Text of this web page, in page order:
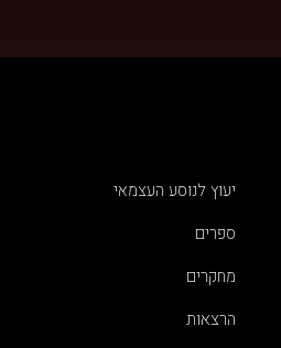
יעוץ לנוסע העצמאי
ספרים
מחקרים
הרצאות